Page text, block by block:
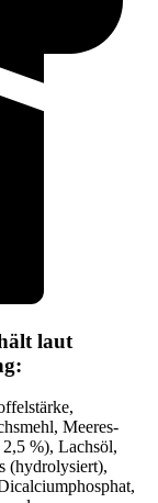
laut
Meeres-
%), Lachsöl,
(hydrolysiert),